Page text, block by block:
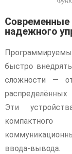
надежного
быстро
сложности —
распределённых
Эти
ввода-вывода.